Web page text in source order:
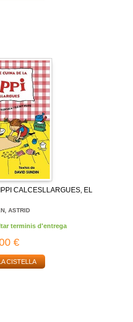
CALCESLLARGUES, EL
ASTRID
terminis d'entrega
€
CISTELLA